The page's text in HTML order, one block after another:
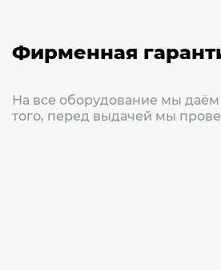
Фирменная
На все оборудование мы
того, перед выдачей мы